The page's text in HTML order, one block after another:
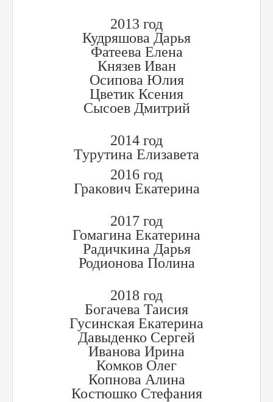
2013 год
Кудряшова Дарья
Фатеева Елена
Князев Иван
Осипова Юлия
Цветик Ксения
Сысоев Дмитрий
2014 год
Турутина Елизавета
2016 год
Гракович Екатерина
2017 год
Гомагина Екатерина
Радичкина Дарья
Родионова Полина
2018 год
Богачева Таисия
Гусинская Екатерина
Давыденко Сергей
Иванова Ирина
Комков Олег
Копнова Алина
Костюшко Стефания